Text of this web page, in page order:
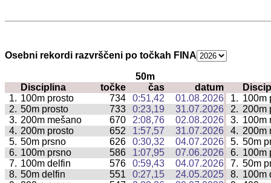
Osebni rekordi razvrščeni po točkah FINA
50m
Disciplina
točke čas datum
1. 100m prosto 734 0:51,42 01.08.2026 1. 100m
2. 50m prosto 733 0:23,19 31.07.2026 2. 200m
3. 200m mešano 670 2:08,76 02.08.2026 3. 100m
4. 200m prosto 652 1:57,57 31.07.2026 4. 200m
5. 50m prsno 626 0:30,32 04.07.2026 5. 50m
6. 100m prsno 586 1:07,95 07.06.2026 6. 100m
7. 100m delfin 576 0:59,43 04.07.2026 7. 50m
8. 50m delfin 551 0:27,15 24.05.2025 8. 100m